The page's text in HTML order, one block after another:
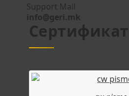
Support Mail
info@geri.mk
Сертификат